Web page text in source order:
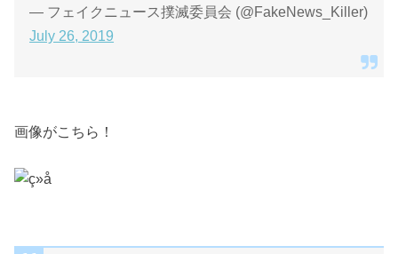
— フェイクニュース撲滅委員会 (@FakeNews_Killer)
July 26, 2019
画像がこちら！